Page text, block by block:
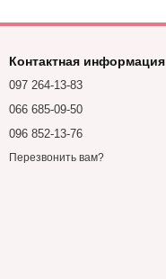
Контактная информация
097 264-13-83
066 685-09-50
096 852-13-76
Перезвонить вам?